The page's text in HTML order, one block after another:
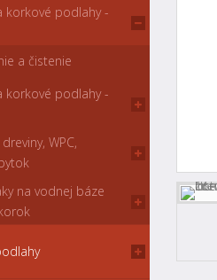
korkové podlahy -
a čistenie
korkové podlahy -
WPC,
na vodnej báze